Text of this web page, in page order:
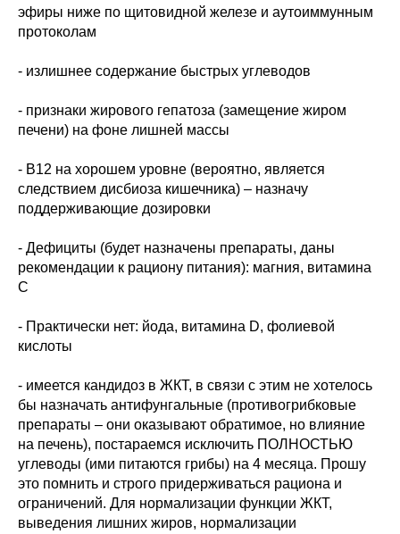
эфиры ниже по щитовидной железе и аутоиммунным
протоколам
- излишнее содержание быстрых углеводов
- признаки жирового гепатоза (замещение жиром
печени) на фоне лишней массы
- В12 на хорошем уровне (вероятно, является
следствием дисбиоза кишечника) – назначу
поддерживающие дозировки
- Дефициты (будет назначены препараты, даны
рекомендации к рациону питания): магния, витамина
С
- Практически нет: йода, витамина D, фолиевой
кислоты
- имеется кандидоз в ЖКТ, в связи с этим не хотелось
бы назначать антифунгальные (противогрибковые
препараты – они оказывают обратимое, но влияние
на печень), постараемся исключить ПОЛНОСТЬЮ
углеводы (ими питаются грибы) на 4 месяца. Прошу
это помнить и строго придерживаться рациона и
ограничений. Для нормализации функции ЖКТ,
выведения лишних жиров, нормализации